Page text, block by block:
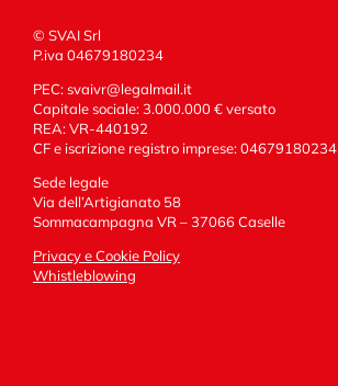
© SVAI Srl
P.iva 04679180234
PEC:svaivr@legalmail.it
Capitale sociale: 3.000.000 € versato
REA: VR-440192
CF e iscrizione registro imprese: 04679180234
Sede legale
Via dell’Artigianato 58
Sommacampagna VR – 37066 Caselle
Privacy e Cookie Policy
Whistleblowing